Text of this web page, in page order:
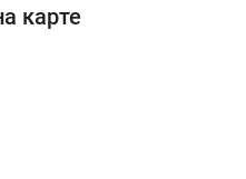
карте